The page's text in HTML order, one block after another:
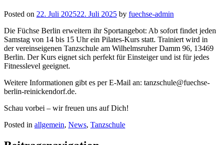
Posted on 22. Juli 202522. Juli 2025 by fuechse-admin
Die Füchse Berlin erweitern ihr Sportangebot: Ab sofort findet jeden
Samstag von 14 bis 15 Uhr ein Pilates-Kurs statt. Trainiert wird in
der vereinseigenen Tanzschule am Wilhelmsruher Damm 96, 13469
Berlin. Der Kurs eignet sich perfekt für Einsteiger und ist für jedes
Fitnesslevel geeignet.
Weitere Informationen gibt es per E-Mail an: tanzschule@fuechse-
berlin-reinickendorf.de.
Schau vorbei – wir freuen uns auf Dich!
Posted in allgemein, News, Tanzschule